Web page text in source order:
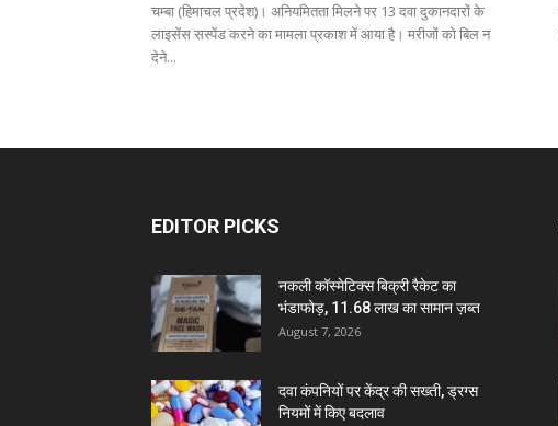
चम्बा (हिमाचल प्रदेश)। अनियमितता मिलने पर 13 दवा दुकानदारों के
लाइसेंस सस्पेंड करने का मामला प्रकाश में आया है। मरीजों को बिल न
देने...
EDITOR PICKS
नकली कॉस्मेटिक्स बिक्री रैकेट का
भंडाफोड़, 11.68 लाख का सामान ज़ब्त
August 7, 2026
दवा कंपनियों पर केंद्र की सख्ती, ड्रग्स
नियमों में किए बदलाव